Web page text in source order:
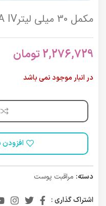
مکمل 30 میلی لیترDIA IV ام بی کی
2,276,729تومان
در انبار موجود نمی باشد
افزودن
دسته: مراقبت پوست
اشتراک گذاری :